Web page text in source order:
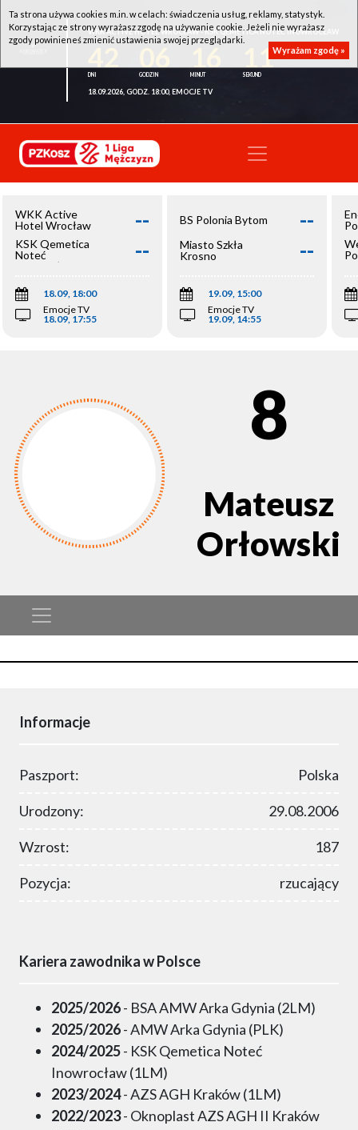
WKK ACTIVE HOTEL WROCŁAW - KSK QEMETICA NOTEĆ INOWROCŁAW
11
18.09.2026, GODZ. 18:00, EMOCJE TV
WKK Active
Hotel Wrocław
--
KSK Qemetica
Noteć
Inowrocław
--
18.09, 18:00
Emocje TV
18.09, 17:55
BS Polonia Bytom --
Miasto Szkła
Krosno
--
19.09, 15:00
Emocje TV
19.09, 14:55
8
Mateusz
Orłowski
Informacje
Paszport: Polska
Urodzony: 29.08.2006
Wzrost: 187
Pozycja: rzucający
Kariera zawodnika w Polsce
2025/2026- BSA AMW Arka Gdynia (2LM)
2025/2026- AMW Arka Gdynia (PLK)
2024/2025- KSK Qemetica Noteć
Inowrocław (1LM)
2023/2024- AZS AGH Kraków (1LM)
2022/2023- Oknoplast AZS AGH II Kraków
Ta strona używa cookies m.in. w celach: świadczenia usług, reklamy, statystyk.
Korzystając ze strony wyrażasz zgodę na używanie cookie. Jeżeli nie wyrażasz
zgody powinieneś zmienić ustawienia swojej przeglądarki.
Wyrażam zgodę »